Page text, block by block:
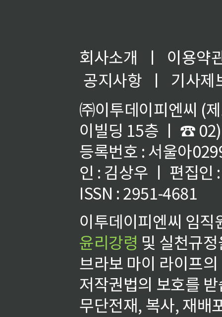
회사소개 ㅣ
이용약
공지사항
ㅣ
기사제
㈜이투데이피엔씨 (
이빌딩 15층 ㅣ ☎
등록번호 : 서울아
인 : 김상우 ㅣ 편집인
ISSN : 2951-4681
이투데이피엔씨 임
윤리강령 및 실천규
브라보 마이 라이프
저작권법의 보호를
무단전재, 복사, 재배